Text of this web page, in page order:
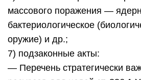
массового поражения —
бактериологическое
оружие) и др.;
7) подзаконные акты:
— Перечень стратегически